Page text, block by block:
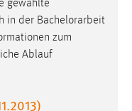
beträgt fünf
deutscher Sprache
des [...] chen
gewählte
Ablauf